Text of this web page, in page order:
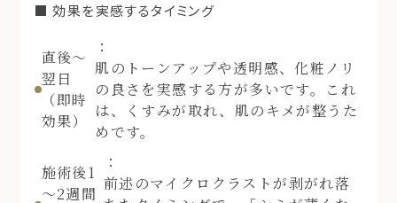
■ 効果を実感するタイミング
直後～
翌日
（即時
効果）
：
肌のトーンアップや透明感、化粧ノリ
の良さを実感する方が多いです。これ
は、くすみが取れ、肌のキメが整うた
めです。
施術後1
～2週間
：
前述のマイクロクラストが剥がれ落